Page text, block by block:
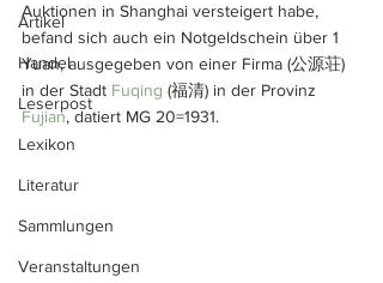
Artikel
Handel
Leserpost
Lexikon
Literatur
Sammlungen
Veranstaltungen
Auktionen in Shanghai versteigert habe,
befand sich auch ein Notgeldschein über 1
Yuan, ausgegeben von einer Firma (公源荘)
in der Stadt Fuqing (福清) in der Provinz
Fujian, datiert MG 20=1931.